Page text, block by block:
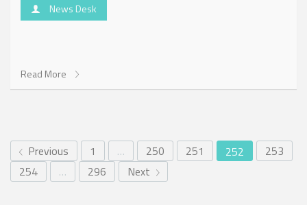
News Desk
Read More
Previous 1 … 250 251 252
253
254
… 296 Next